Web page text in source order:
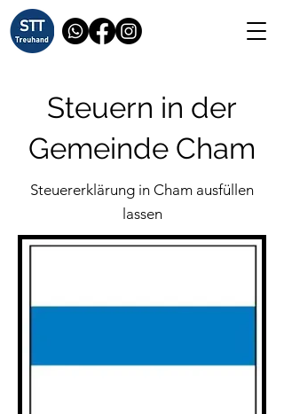
Steuern in der
Gemeinde Cham
Steuererklärung in Cham ausfüllen
lassen